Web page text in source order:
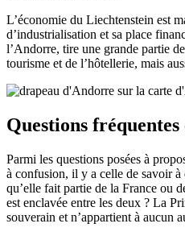
L’économie du Liechtenstein est
d’industrialisation et sa place
l’Andorre, tire une grande partie
tourisme et de l’hôtellerie, mais
Questions fréquentes
Parmi les questions posées à
à confusion, il y a celle de savoir
qu’elle fait partie de la France ou
est enclavée entre les deux ? La
souverain et n’appartient à aucun